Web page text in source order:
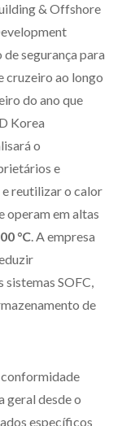
& Offshore
segurança para
cruzeiro ao longo
do ano que
Korea
o
e
reutilizar o calor
operam em altas
°C. A empresa
sistemas SOFC,
de
geral desde o
específicos